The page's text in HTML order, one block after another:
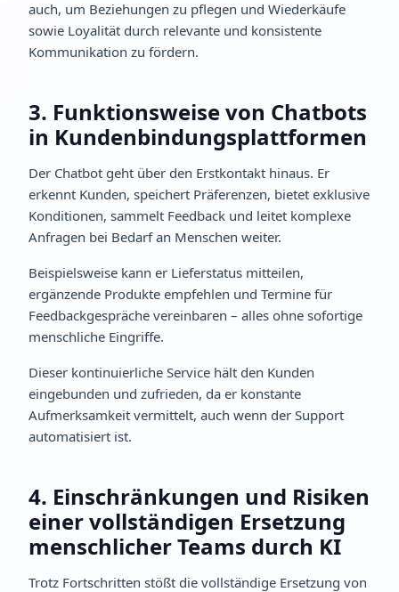
auch, um Beziehungen zu pflegen und Wiederkäufe
sowie Loyalität durch relevante und konsistente
Kommunikation zu fördern.
3. Funktionsweise von Chatbots
in Kundenbindungsplattformen
Der Chatbot geht über den Erstkontakt hinaus. Er
erkennt Kunden, speichert Präferenzen, bietet exklusive
Konditionen, sammelt Feedback und leitet komplexe
Anfragen bei Bedarf an Menschen weiter.
Beispielsweise kann er Lieferstatus mitteilen,
ergänzende Produkte empfehlen und Termine für
Feedbackgespräche vereinbaren – alles ohne sofortige
menschliche Eingriffe.
Dieser kontinuierliche Service hält den Kunden
eingebunden und zufrieden, da er konstante
Aufmerksamkeit vermittelt, auch wenn der Support
automatisiert ist.
4. Einschränkungen und Risiken
einer vollständigen Ersetzung
menschlicher Teams durch KI
Trotz Fortschritten stößt die vollständige Ersetzung von